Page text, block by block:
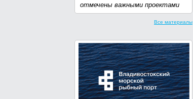
отмечены важными проектами
Все материалы